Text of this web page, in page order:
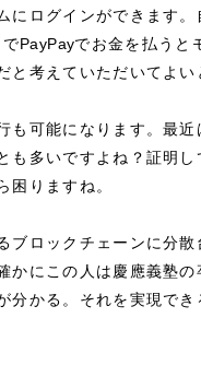
にログインができます。
PayPayでお金を払うと
と考えていただいてよい
も可能になります。最近
も多いですよね？証明し
困りますね。
ブロックチェーンに分散
かにこの人は慶應義塾の
分かる。それを実現でき